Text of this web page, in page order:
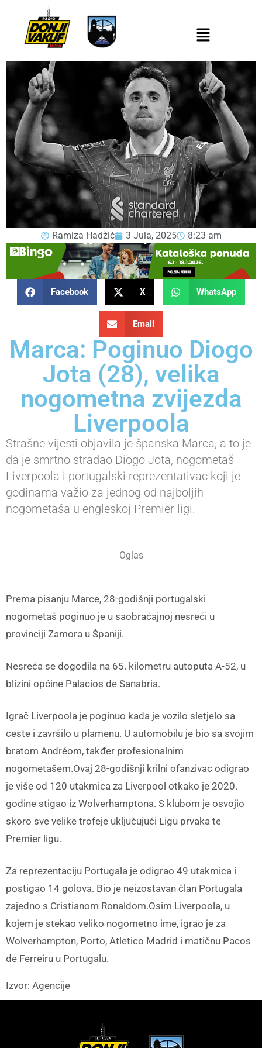
Ramiza Hadžić 3 Jula, 2025 8:23 am
Facebook X WhatsApp
Email
Marca: Poginuo Diogo
Jota (28), velika
nogometna zvijezda
Liverpoola
Strašne vijesti objavila je španska Marca, a to je
da je smrtno stradao Diogo Jota, nogometaš
Liverpoola i portugalski reprezentativac koji je
godinama važio za jednog od najboljih
nogometaša u engleskoj Premier ligi.
Oglas
Prema pisanju Marce, 28-godišnji portugalski
nogometaš poginuo je u saobraćajnoj nesreći u
provinciji Zamora u Španiji.
Nesreća se dogodila na 65. kilometru autoputa A-52, u
blizini općine Palacios de Sanabria.
Igrač Liverpoola je poginuo kada je vozilo sletjelo sa
ceste i završilo u plamenu. U automobilu je bio sa svojim
bratom Andréom, takđer profesionalnim
nogometašem.Ovaj 28-godišnji krilni ofanzivac odigrao
je više od 120 utakmica za Liverpool otkako je 2020.
godine stigao iz Wolverhamptona. S klubom je osvojio
skoro sve velike trofeje uključujući Ligu prvaka te
Premier ligu.
Za reprezentaciju Portugala je odigrao 49 utakmica i
postigao 14 golova. Bio je neizostavan član Portugala
zajedno s Cristianom Ronaldom.Osim Liverpoola, u
kojem je stekao veliko nogometno ime, igrao je za
Wolverhampton, Porto, Atletico Madrid i matičnu Pacos
de Ferreiru u Portugalu.
Izvor: Agencije